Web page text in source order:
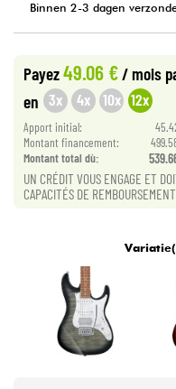
Kinderen
Kabels & toebehoren
HiFi
Sets
Binnen 2-3 dagen
Payez49.06 € / mois
en 3x 4x 10x 12x
Apport initial:
Montant financement:
Montant total dù:
UN CRÉDIT VOUS ENGAGE ET
CAPACITÉS DE